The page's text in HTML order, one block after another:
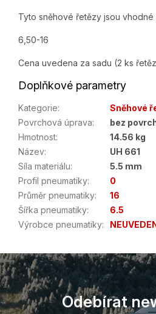
Tyto sněhové řetězy jsou vhodné
6,50-16
Cena uvedena za sadu (2 ks
Doplňkové parametry
Kategorie:
Sněhové
Povrchová úprava:
bez
Hmotnost:
14.56 kg
Název:
UH 661
Síla materiálu:
5.5 mm
Profil pneumatiky:
0
Průměr pneumatiky:
16
Šířka pneumatiky:
6.5
Výrobce pneumatiky:
Z
á
p
a
Odebírat